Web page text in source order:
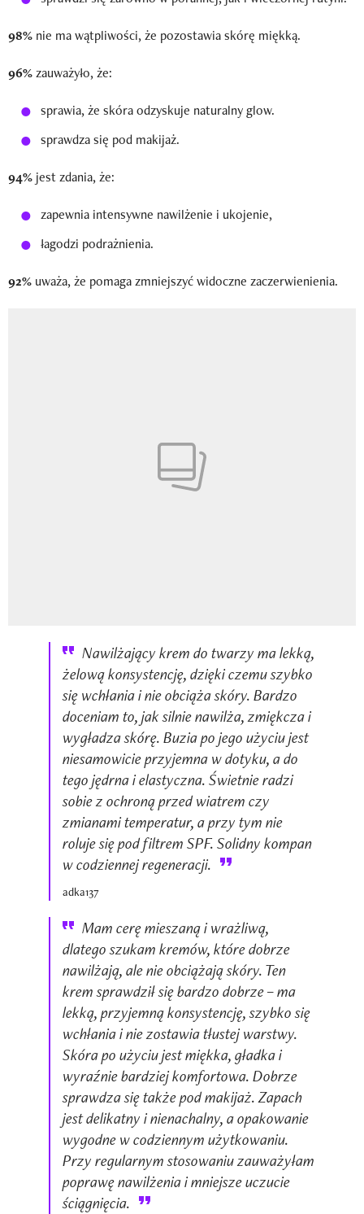
98% nie ma wątpliwości, że pozostawia skórę miękką.
96%zauważyło, że:
sprawia, że skóra odzyskuje naturalny glow.
sprawdza się pod makijaż.
94% jest zdania, że:
zapewnia intensywne nawilżenie i ukojenie,
łagodzi podrażnienia.
92% uważa, że pomaga zmniejszyć widoczne zaczerwienienia.
Nawilżający krem do twarzy ma lekką,
żelową konsystencję, dzięki czemu szybko
się wchłania i nie obciąża skóry. Bardzo
doceniam to, jak silnie nawilża, zmiękcza i
wygładza skórę. Buzia po jego użyciu jest
niesamowicie przyjemna w dotyku, a do
tego jędrna i elastyczna. Świetnie radzi
sobie z ochroną przed wiatrem czy
zmianami temperatur, a przy tym nie
roluje się pod filtrem SPF. Solidny kompan
w codziennej regeneracji.
adka137
Mam cerę mieszaną i wrażliwą,
dlatego szukam kremów, które dobrze
nawilżają, ale nie obciążają skóry. Ten
krem sprawdził się bardzo dobrze – ma
lekką, przyjemną konsystencję, szybko się
wchłania i nie zostawia tłustej warstwy.
Skóra po użyciu jest miękka, gładka i
wyraźnie bardziej komfortowa. Dobrze
sprawdza się także pod makijaż. Zapach
jest delikatny i nienachalny, a opakowanie
wygodne w codziennym użytkowaniu.
Przy regularnym stosowaniu zauważyłam
poprawę nawilżenia i mniejsze uczucie
ściągnięcia.